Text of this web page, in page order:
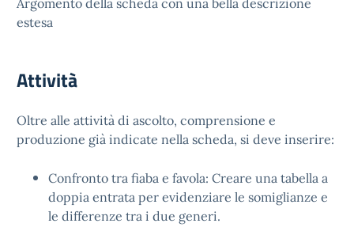
Argomento della scheda con una bella descrizione
estesa
Attività
Oltre alle attività di ascolto, comprensione e
produzione già indicate nella scheda, si deve inserire:
Confronto tra fiaba e favola: Creare una tabella a
doppia entrata per evidenziare le somiglianze e
le differenze tra i due generi.